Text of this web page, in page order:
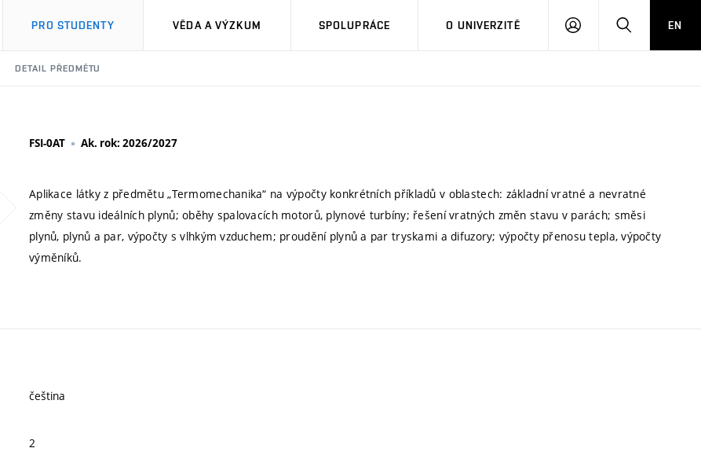
PRO STUDENTY VĚDA A VÝZKUM SPOLUPRÁCE O UNIVERZITĚ
PŘIHLÁSIT HLEDATEN
DETAIL PŘEDMĚTU
FSI-0AT Ak. rok: 2026/2027
Aplikace látky z předmětu „Termomechanika“ na výpočty konkrétních příkladů v oblastech: základní vratné a nevratné
změny stavu ideálních plynů; oběhy spalovacích motorů, plynové turbíny; řešení vratných změn stavu v parách; směsi
plynů, plynů a par, výpočty s vlhkým vzduchem; proudění plynů a par tryskami a difuzory; výpočty přenosu tepla, výpočty
výměníků.
čeština
2